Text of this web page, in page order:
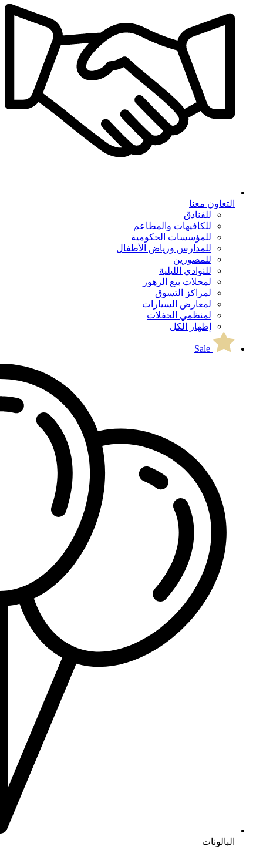
التعاون معنا
للفنادق
للكافيهات والمطاعم
للمؤسسات الحكومية
للمدارس ورياض الأطفال
للمصورين
للنوادي الليلية
لمحلات بيع الزهور
لمراكز التسوق
لمعارض السيارات
لمنظمي الحفلات
إظهار الكل
البالونات